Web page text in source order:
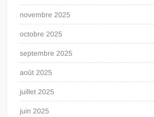
novembre 2025
octobre 2025
septembre 2025
août 2025
juillet 2025
juin 2025